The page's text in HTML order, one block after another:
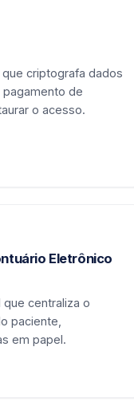
criptografa dados
de
o acesso.
Eletrônico
que centraliza o
paciente,
em papel.